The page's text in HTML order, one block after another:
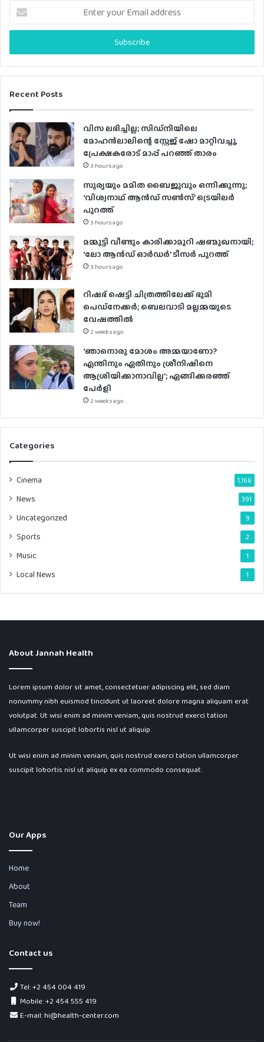
t
r
y
u
m
a
i
l
a
d
d
r
s
s
Recent Posts
വിസ ലഭിച്ചില്ല; സിഡ്നിയിലെ
മോഹൻലാലിന്റെ സ്റ്റേജ് ഷോ മാറ്റിവച്ചു,
പ്രേക്ഷകരോട് മാപ്പ് പറഞ്ഞ് താരം
3 hours ago
സൂര്യയും മമിത ബൈജുവും ഒന്നിക്കുന്നു;
‘വിശ്വനാഥ് ആൻഡ് സൺസ്’ ട്രെയിലർ
പുറത്ത്
3 hours ago
മമ്മൂട്ടി വീണ്ടും കാരിക്കാമുറി ഷണ്മുഖനായി;
‘ലോ ആൻഡ് ഓർഡർ’ ടീസർ പുറത്ത്
3 hours ago
റിഷഭ് ഷെട്ടി ചിത്രത്തിലേക്ക് ഭൂമി
പെഡ്‌നേക്കർ; ബെലവാടി മല്ലമ്മയുടെ
വേഷത്തിൽ
2 weeks ago
‘ഞാനൊരു മോശം അമ്മയാണോ?
എന്തിനും ഏതിനും ശ്രീനിഷിനെ
ആശ്രിയിക്കാനാവില്ല’; ഏങ്ങിക്കരഞ്ഞ്
പേർളി
2 weeks ago
Categories
Cinema 1,166
News 391
Uncategorized 9
Sports 2
Music 1
Local News 1
About Jannah Health
Lorem ipsum dolor sit amet, consectetuer adipiscing elit, sed diam
nonummy nibh euismod tincidunt ut laoreet dolore magna aliquam erat
volutpat. Ut wisi enim ad minim veniam, quis nostrud exerci tation
ullamcorper suscipit lobortis nisl ut aliquip.
Ut wisi enim ad minim veniam, quis nostrud exerci tation ullamcorper
suscipit lobortis nisl ut aliquip ex ea commodo consequat.
Our Apps
Home
About
Team
Buy now!
Contact us
Tel: +2 454 004 419
Mobile: +2 454 555 419
E-mail: hi@health-center.com